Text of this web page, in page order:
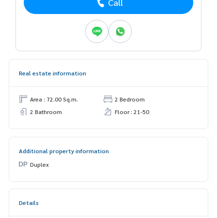
Real estate information
Area : 72.00 Sq.m.
2 Bedroom
2 Bathroom
Floor : 21-50
Additional property information
Duplex
Details